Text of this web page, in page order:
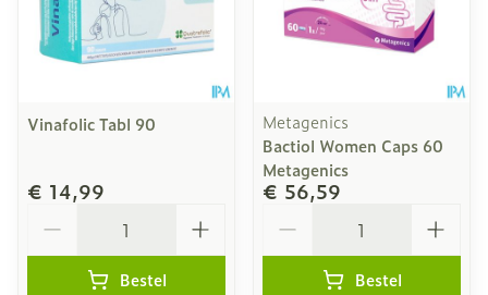
Vinafolic Tabl 90
€ 14,99
Bestel
Metagenics
Bactiol Women Caps 60
Metagenics
€ 56,59
Bestel